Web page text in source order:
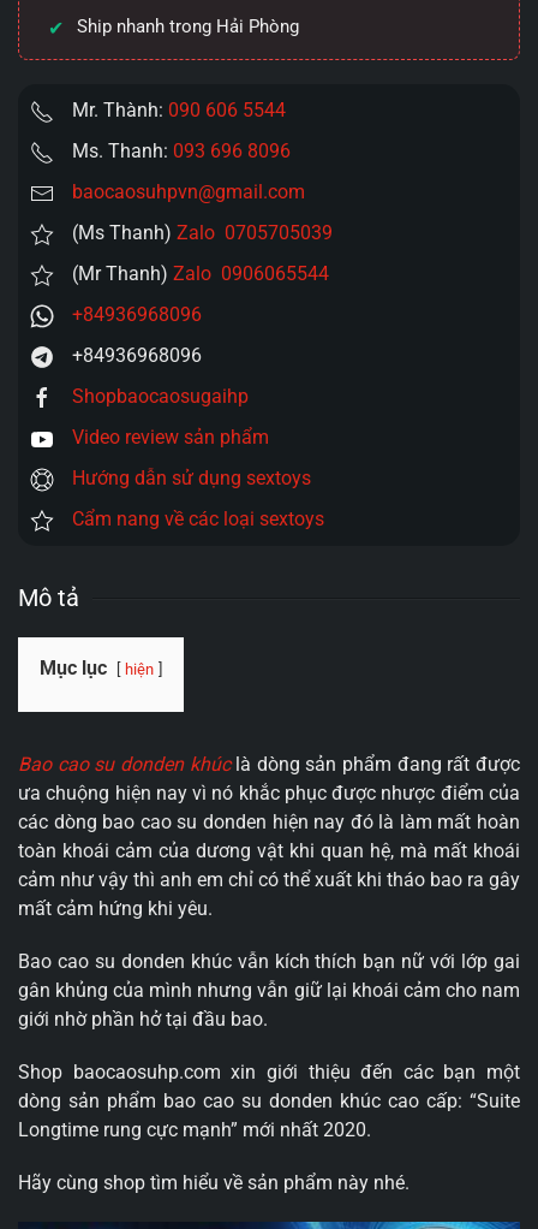
Ship nhanh trong Hải Phòng
Mr. Thành: 090 606 5544
Ms. Thanh: 093 696 8096
baocaosuhpvn@gmail.com
(Ms Thanh) Zalo 0705705039
(Mr Thanh) Zalo 0906065544
+84936968096
+84936968096
Shopbaocaosugaihp
Video review sản phẩm
Hướng dẫn sử dụng sextoys
Cẩm nang về các loại sextoys
Mô tả
Mục lục hiện
Bao cao su donden khúclà dòng sản phẩm đang rất được
ưa chuộng hiện nay vì nó khắc phục được nhược điểm của
các dòng bao cao su donden hiện nay đó là làm mất hoàn
toàn khoái cảm của dương vật khi quan hệ, mà mất khoái
cảm như vậy thì anh em chỉ có thể xuất khi tháo bao ra gây
mất cảm hứng khi yêu.
Bao cao su donden khúc vẫn kích thích bạn nữ với lớp gai
gân khủng của mình nhưng vẫn giữ lại khoái cảm cho nam
giới nhờ phần hở tại đầu bao.
Shop baocaosuhp.com xin giới thiệu đến các bạn một
dòng sản phẩm bao cao su donden khúc cao cấp: “Suite
Longtime rung cực mạnh” mới nhất 2020.
Hãy cùng shop tìm hiểu về sản phẩm này nhé.